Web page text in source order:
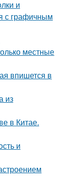
и
с графичным
местные
впишется в
из
в Китае.
и